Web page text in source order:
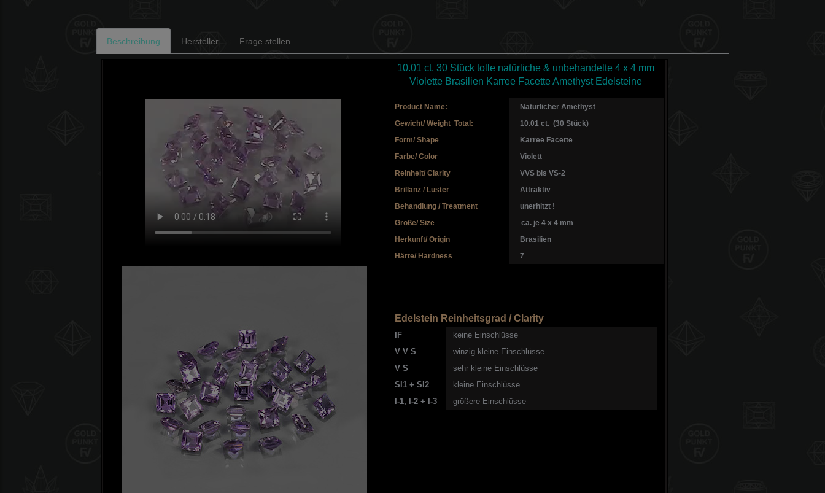
Beschreibung Hersteller Frage stellen
10.01 ct. 30 Stück tolle natürliche & unbehandelte 4 x 4 mm
Violette Brasilien Karree Facette Amethyst Edelsteine
Product Name:
Natürlicher Amethyst
Gewicht/ Weight Total:
10.01 ct. (30 Stück)
Form/ Shape
Karree Facette
Farbe/ Color
Violett
Reinheit/ Clarity
VVS bis VS-2
Brillanz / Luster
Attraktiv
Behandlung / Treatment
unerhitzt !
Größe/ Size
ca. je 4 x 4 mm
Herkunft/ Origin
Brasilien
Härte/ Hardness
7
Edelstein Reinheitsgrad / Clarity
IF
keine Einschlüsse
V V S
winzig kleine Einschlüsse
V S
sehr kleine Einschlüsse
SI1 + SI2
kleine Einschlüsse
I-1, I-2 + I-3
größere Einschlüsse